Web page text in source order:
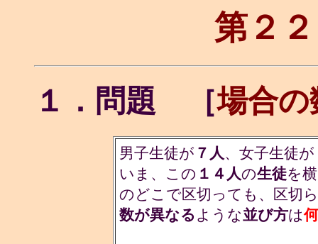
第２
１．問題 ［場合の
男子生徒が ７人、女子生徒が
いま、この １４人の生徒を
のどこで区切っても、区切
数が異なる ような並び方は